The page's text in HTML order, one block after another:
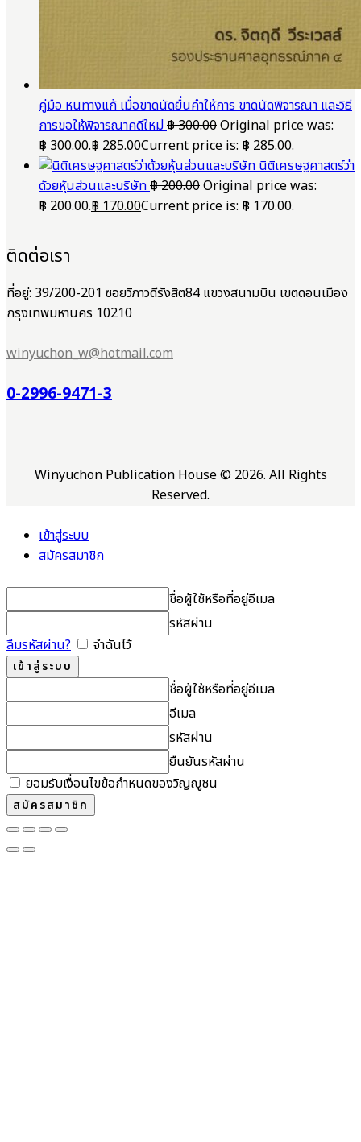
คู่มือ หนทางแก้ เมื่อขาดนัดยื่นคำให้การ ขาดนัดพิจารณา และวิธี
การขอให้พิจารณาคดีใหม่฿300.00Original price was:
฿ 300.00.฿285.00Current price is: ฿ 285.00.
นิติเศรษฐศาสตร์ว่า
ด้วยหุ้นส่วนและบริษัท฿200.00Original price was:
฿ 200.00.฿170.00Current price is: ฿ 170.00.
ติดต่อเรา
ที่อยู่: 39/200-201 ซอยวิภาวดีรังสิต84 แขวงสนามบิน เขตดอนเมือง
กรุงเทพมหานคร 10210
winyuchon_w@hotmail.com
0-2996-9471-3
Winyuchon Publication House © 2026. All Rights
Reserved.
เข้าสู่ระบบ
สมัครสมาชิก
ชื่อผู้ใช้หรือที่อยู่อีเมล
รหัสผ่าน
ลืมรหัสผ่าน?
จำฉันไว้
ชื่อผู้ใช้หรือที่อยู่อีเมล
อีเมล
รหัสผ่าน
ยืนยันรหัสผ่าน
ยอมรับเงื่อนไขข้อกำหนดของวิญญูชน